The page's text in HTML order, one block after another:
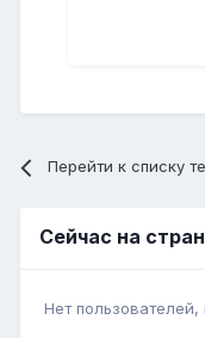
Перейти к списку
Сейчас на
Нет